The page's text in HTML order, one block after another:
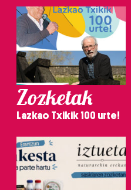
Zozketak
Lazkao Txikik 100 urte!